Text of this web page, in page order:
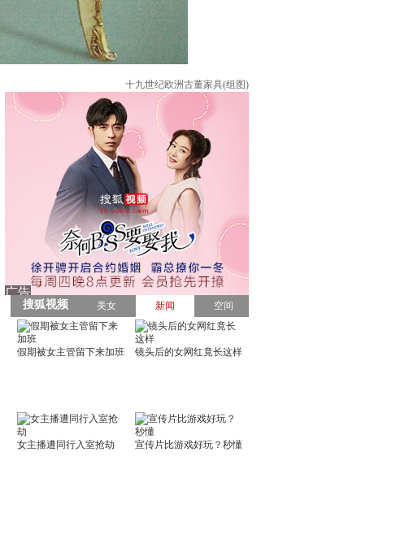
十九世纪欧洲古董家具(组图)